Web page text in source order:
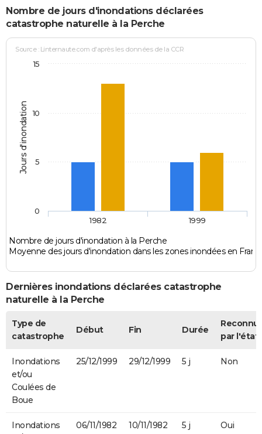
Nombre de jours d'inondations déclarées
catastrophe naturelle à la Perche
Jours d'inondation
Source : Linternaute.com d'après les données de la CCR
Nombre de jours d'inondation à la Perche
Moyenne des jours d'inondation dans les zones inondées en
1982 1999
0
5
10
15
Dernières inondations déclarées catastrophe
naturelle à la Perche
Type de
catastrophe
Début Fin Durée
par l'état
Inondations
et/ou
Coulées de
Boue
25/12/1999 29/12/1999 5 j Non
Inondations
06/11/1982 10/11/1982 5 j Oui